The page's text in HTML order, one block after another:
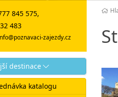
845 575,
483
zajezdy.cz
destinace
katalogu